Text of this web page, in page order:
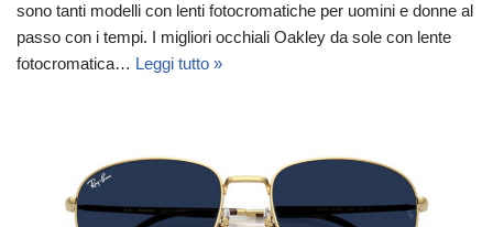
sono tanti modelli con lenti fotocromatiche per uomini e donne al
passo con i tempi. I migliori occhiali Oakley da sole con lente
fotocromatica… Leggi tutto »